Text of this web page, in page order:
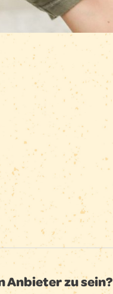
Anbieter zu sein?